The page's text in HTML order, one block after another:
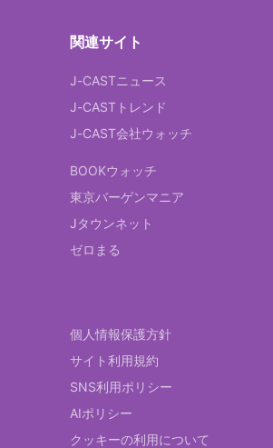
関連サイト
J-CASTニュース
J-CASTトレンド
J-CAST会社ウォッチ
BOOKウォッチ
東京バーゲンマニア
Jタウンネット
ゼロまる
個人情報保護方針
サイト利用規約
SNS利用ポリシー
AIポリシー
クッキーの利用について